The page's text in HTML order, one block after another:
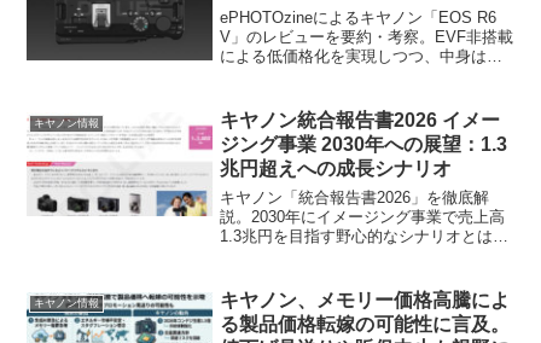
ePHOTOzineによるキヤノン「EOS R6
V」のレビューを要約・考察。EVF非搭載
による低価格化を実現しつつ、中身は
と最適な用途を分かりやすく解説しま
す。
キヤノン情報
キヤノン統合報告書2026 イメー
ジング事業 2030年への展望：1.3
兆円超えへの成長シナリオ
キヤノン「統合報告書2026」を徹底解
説。2030年にイメージング事業で売上高
1.3兆円を目指す野心的なシナリオとは？
てユーザーへの影響を専門サイトの視点
で考察します。
キヤノン情報
キヤノン、メモリー価格高騰によ
る製品価格転嫁の可能性に言及。